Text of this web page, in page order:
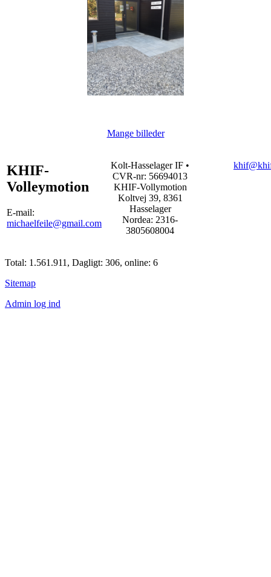
Mange billeder
KHIF-
Volleymotion
E-mail:
michaelfeile@gmail.com
Kolt-Hasselager IF •
CVR-nr: 56694013
KHIF-Vollymotion
Koltvej 39, 8361
Hasselager
Nordea: 2316-
3805608004
Total: 1.561.911, Dagligt: 306, online: 6
Sitemap
Admin log ind